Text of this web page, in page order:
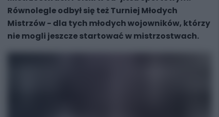
Równolegle odbył się też Turniej Młodych
Mistrzów - dla tych młodych wojowników, którzy
nie mogli jeszcze startować w mistrzostwach.